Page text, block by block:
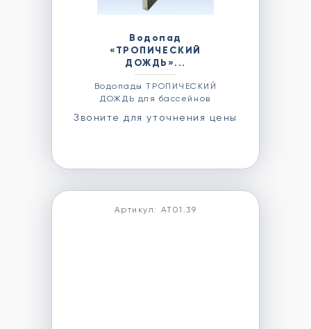
Водопад
«ТРОПИЧЕСКИЙ
ДОЖДЬ»...
Водопады ТРОПИЧЕСКИЙ
ДОЖДЬ для бассейнов
Звоните для уточнения цены
Артикул: АТ01.39